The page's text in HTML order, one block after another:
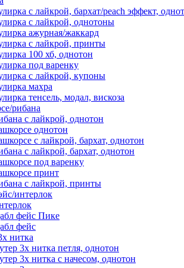
с лайкрой, бархат/peach эффект,
с лайкрой, однотоны
ажурная/жаккард
с лайкрой, принты
100 хб, однотон
под варенку
с лайкрой, купоны
махра
тенсель, модал, вискоза
рибана
с лайкрой, однотон
однотон
с лайкрой, бархат, однотон
с лайкрой, бархат, однотон
под варенку
принт
с лайкрой, принты
интерлок
фейс Пике
фейс
нитка
3х нитка петля, однотон
3х нитка с начесом, однотон